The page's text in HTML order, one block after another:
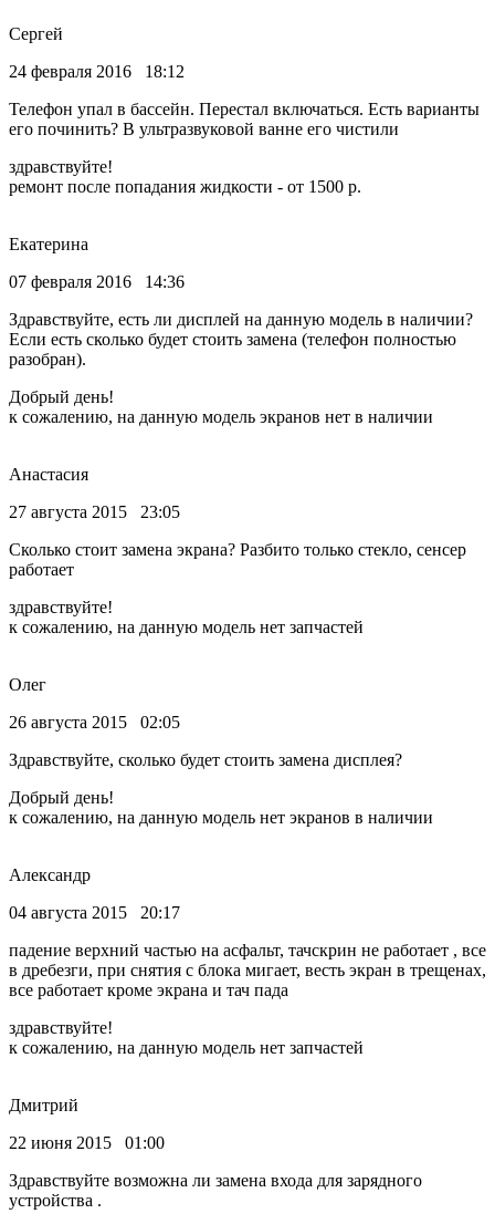
Сергей
24 февраля 2016 18:12
Телефон упал в бассейн. Перестал включаться. Есть варианты
его починить? В ультразвуковой ванне его чистили
здравствуйте!
ремонт после попадания жидкости - от 1500 р.
Екатерина
07 февраля 2016 14:36
Здравствуйте, есть ли дисплей на данную модель в наличии?
Если есть сколько будет стоить замена (телефон полностью
разобран).
Добрый день!
к сожалению, на данную модель экранов нет в наличии
Анастасия
27 августа 2015 23:05
Сколько стоит замена экрана? Разбито только стекло, сенсер
работает
здравствуйте!
к сожалению, на данную модель нет запчастей
Олег
26 августа 2015 02:05
Здравствуйте, сколько будет стоить замена дисплея?
Добрый день!
к сожалению, на данную модель нет экранов в наличии
Александр
04 августа 2015 20:17
падение верхний частью на асфальт, тачскрин не работает , все
в дребезги, при снятия с блока мигает, весть экран в трещенах,
все работает кроме экрана и тач пада
здравствуйте!
к сожалению, на данную модель нет запчастей
Дмитрий
22 июня 2015 01:00
Здравствуйте возможна ли замена входа для зарядного
устройства .